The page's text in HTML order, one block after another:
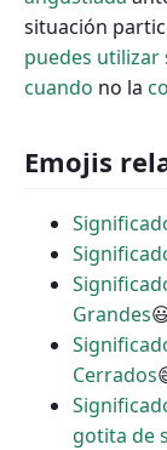
situación
puedes utilizar
cuando no la
Emojis
Grandes
Cerrados
gotita de